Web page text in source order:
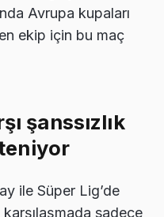
Avrupa kupaları
ekip için bu maç
şanssızlık
ile Süper Lig’de
sadece